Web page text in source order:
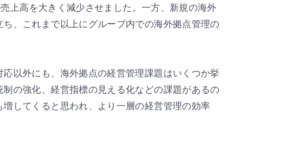
上高を大きく減少させました。一方、新規の海外
、これまで以上にグループ内での海外拠点管理の
以外にも、海外拠点の経営管理課題はいくつか挙
の強化、経営指標の見える化などの課題があるの
してくると思われ、より一層の経営管理の効率